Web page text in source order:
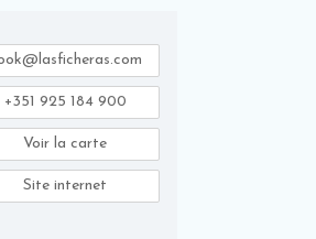
+351 925 184 900
Voir la carte
Site internet